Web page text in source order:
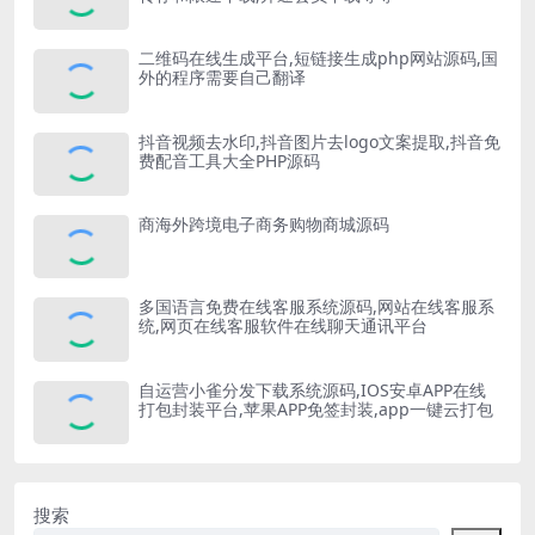
二维码在线生成平台,短链接生成php网站源码,国
外的程序需要自己翻译
抖音视频去水印,抖音图片去logo文案提取,抖音免
费配音工具大全PHP源码
商海外跨境电子商务购物商城源码
多国语言免费在线客服系统源码,网站在线客服系
统,网页在线客服软件在线聊天通讯平台
自运营小雀分发下载系统源码,IOS安卓APP在线
打包封装平台,苹果APP免签封装,app一键云打包
搜索